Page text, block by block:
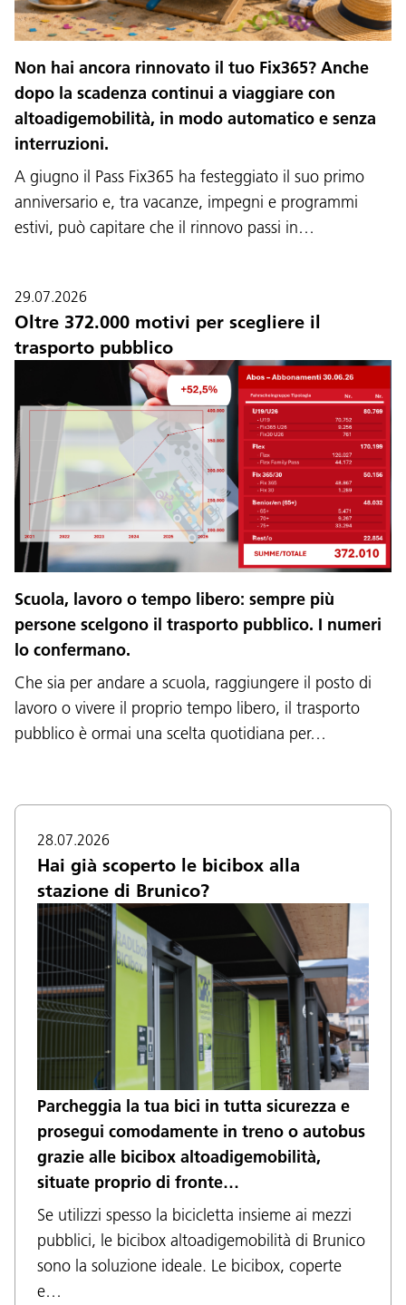
Non hai ancora rinnovato il tuo Fix365? Anche
dopo la scadenza continui a viaggiare con
altoadigemobilità, in modo automatico e senza
interruzioni.
A giugno il Pass Fix365 ha festeggiato il suo primo
anniversario e, tra vacanze, impegni e programmi
estivi, può capitare che il rinnovo passi in…
29.07.2026
Oltre 372.000 motivi per scegliere il
trasporto pubblico
Scuola, lavoro o tempo libero: sempre più
persone scelgono il trasporto pubblico. I numeri
lo confermano.
Che sia per andare a scuola, raggiungere il posto di
lavoro o vivere il proprio tempo libero, il trasporto
pubblico è ormai una scelta quotidiana per…
28.07.2026
Hai già scoperto le bicibox alla
stazione di Brunico?
Parcheggia la tua bici in tutta sicurezza e
prosegui comodamente in treno o autobus
grazie alle bicibox altoadigemobilità,
situate proprio di fronte…
Se utilizzi spesso la bicicletta insieme ai mezzi
pubblici, le bicibox altoadigemobilità di Brunico
sono la soluzione ideale. Le bicibox, coperte
e…